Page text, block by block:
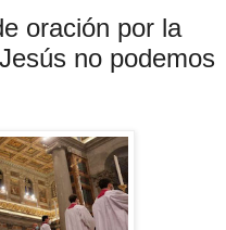
oración por la
no podemos